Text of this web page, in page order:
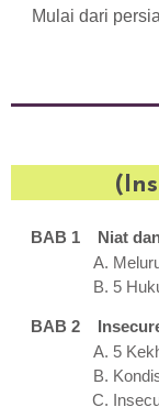
Mulai dari
BAB 1 Niat
5
BAB 2
5